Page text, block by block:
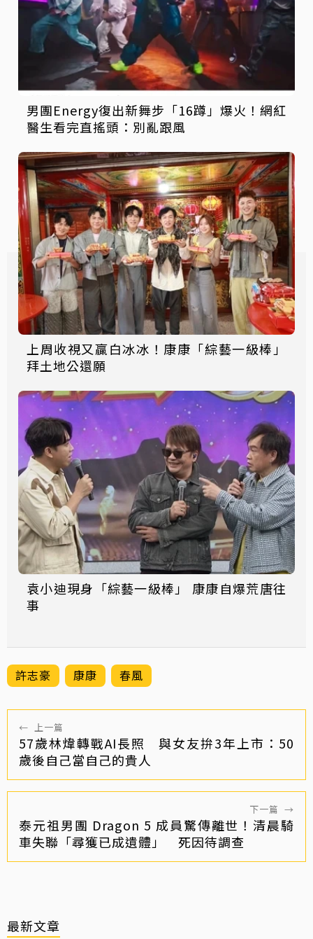
男團Energy復出新舞步「16蹲」爆火！網紅
醫生看完直搖頭：別亂跟風
上周收視又贏白冰冰！康康「綜藝一級棒」
拜土地公還願
袁小迪現身「綜藝一級棒」 康康自爆荒唐往
事
許志豪 康康 春風
← 上一篇
57歲林煒轉戰AI長照 與女友拚3年上市：50
歲後自己當自己的貴人
下一篇 →
泰元祖男團 Dragon 5 成員驚傳離世！清晨騎
車失聯「尋獲已成遺體」 死因待調查
最新文章